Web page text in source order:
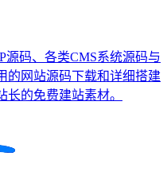
源码、各类CMS系统源码与
的网站源码下载和详细搭建
的免费建站素材。